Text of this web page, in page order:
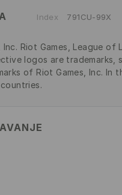
Index 791CU-99X
Riot Games, League of
logos are trademarks,
of Riot Games, Inc. In